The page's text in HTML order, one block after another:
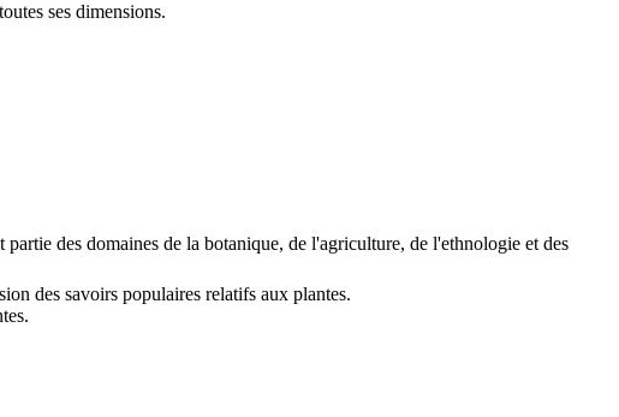
ses dimensions.
des domaines de la botanique, de l'agriculture, de l'ethnologie et des
des savoirs populaires relatifs aux plantes.